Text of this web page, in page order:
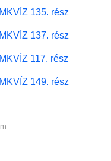
135. rész
137. rész
117. rész
149. rész